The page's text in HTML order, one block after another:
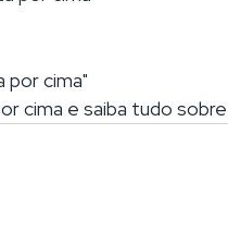
por cima"
cima e saiba tudo